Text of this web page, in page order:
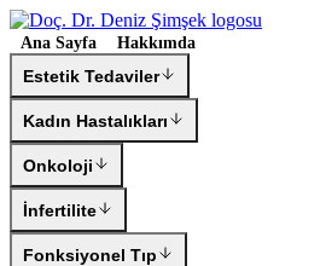
Ana Sayfa
Hakkımda
Estetik Tedaviler
Kadın Hastalıkları
Onkoloji
İnfertilite
Fonksiyonel Tıp